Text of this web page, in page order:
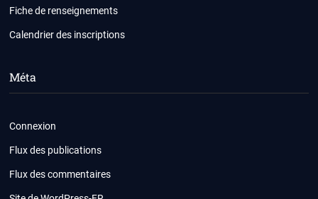
Fiche de renseignements
Calendrier des inscriptions
Méta
Connexion
Flux des publications
Flux des commentaires